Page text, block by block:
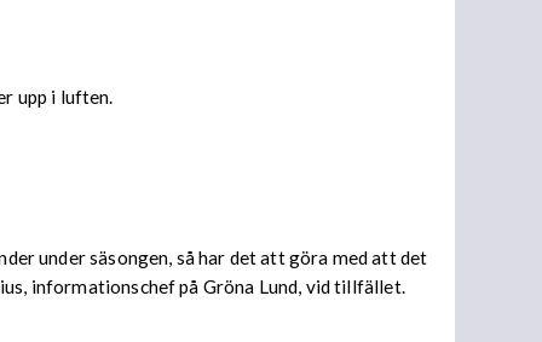
upp i luften.
under säsongen, så har det att göra med att det
informationschef på Gröna Lund, vid tillfället.